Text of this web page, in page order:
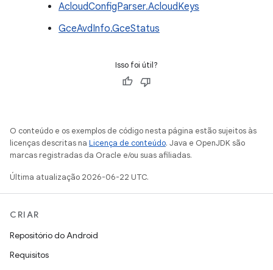
AcloudConfigParser.AcloudKeys
GceAvdInfo.GceStatus
Isso foi útil?
O conteúdo e os exemplos de código nesta página estão sujeitos às
licenças descritas na Licença de conteúdo. Java e OpenJDK são
marcas registradas da Oracle e/ou suas afiliadas.
Última atualização 2026-06-22 UTC.
CRIAR
Repositório do Android
Requisitos